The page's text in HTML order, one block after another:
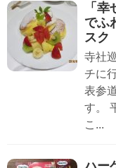
「
でふ
スク
寺社
チに
表参
す。
こ...